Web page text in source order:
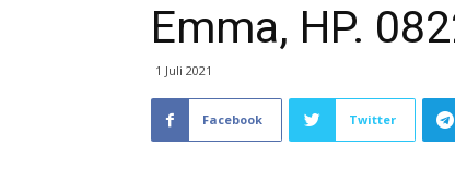
Emma, HP.
1 Juli 2021
Facebook Twitter